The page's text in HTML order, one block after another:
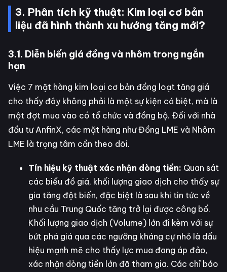
3. Phân tích kỹ thuật: Kim loại cơ bản
liệu đã hình thành xu hướng tăng mới?
3.1. Diễn biến giá đồng và nhôm trong ngắn
hạn
Việc 7 mặt hàng kim loại cơ bản đồng loạt tăng giá
cho thấy đây không phải là một sự kiện cá biệt, mà là
một đợt mua vào có tổ chức và đồng bộ. Đối với nhà
đầu tư AnfinX, các mặt hàng như Đồng LME và Nhôm
LME là trọng tâm cần theo dõi.
Tín hiệu kỹ thuật xác nhận dòng tiền: Quan sát
các biểu đồ giá, khối lượng giao dịch cho thấy sự
gia tăng đột biến, đặc biệt là sau khi tin tức về
nhu cầu Trung Quốc tăng trở lại được công bố.
Khối lượng giao dịch (Volume) lớn đi kèm với sự
bứt phá giá qua các ngưỡng kháng cự nhỏ là dấu
hiệu mạnh mẽ cho thấy lực mua đang áp đảo,
xác nhận dòng tiền lớn đã tham gia. Các chỉ báo